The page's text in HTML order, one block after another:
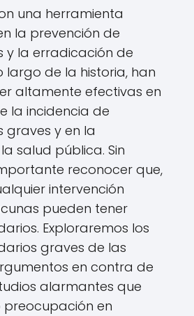
una herramienta
la prevención de
y la erradicación de
largo de la historia, han
altamente efectivas en
la incidencia de
y en la
salud pública. Sin
reconocer que,
intervención
pueden tener
Exploraremos los
graves de las
en contra de
alarmantes que
en